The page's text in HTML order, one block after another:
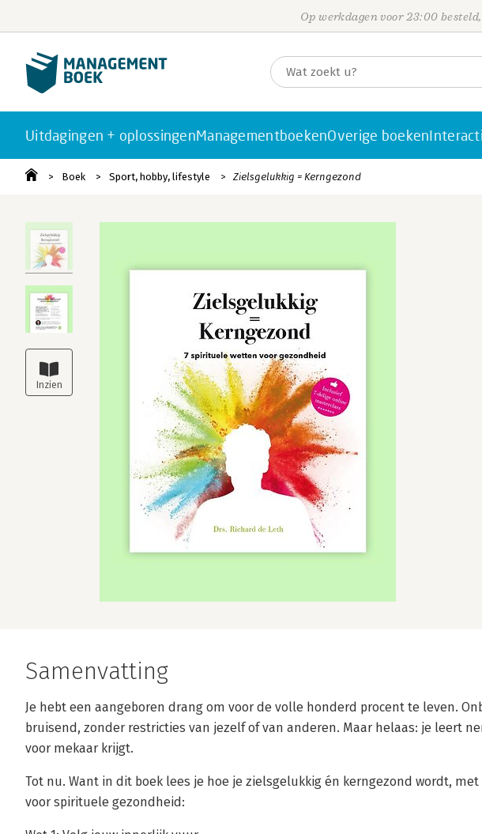
Op werkdagen voor 23:00
Uitdagingen + oplossingenManagementboekenOverige boeken
Boek Sport, hobby, lifestyle Zielsgelukkig = Kerngezond
Samenvatting
Je hebt een aangeboren drang om voor de volle honderd procent te leven.
bruisend, zonder restricties van jezelf of van anderen. Maar helaas: je leert
voor mekaar krijgt.
Tot nu. Want in dit boek lees je hoe je zielsgelukkig én kerngezond wordt,
voor spirituele gezondheid: